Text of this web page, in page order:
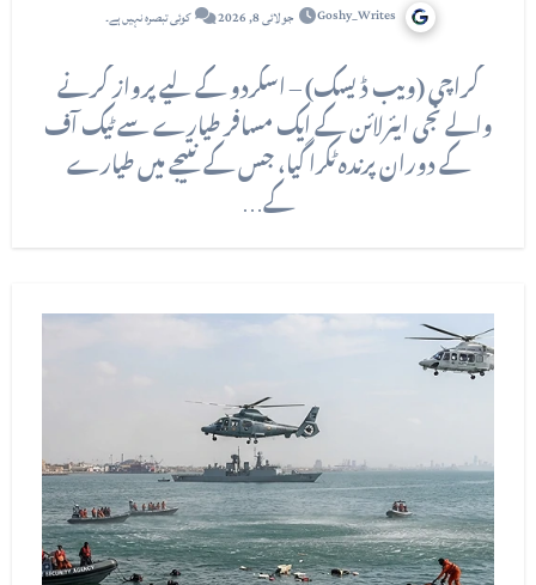
Goshy_Writes جولائی 8, 2026 کوئی تبصرہ نہیں ہے۔
کراچی (ویب ڈیسک) – اسکردو کے لیے پرواز کرنے
والے نجی ایئرلائن کے ایک مسافر طیارے سے ٹیک آف
کے دوران پرندہ ٹکرا گیا، جس کے نتیجے میں طیارے
کے…